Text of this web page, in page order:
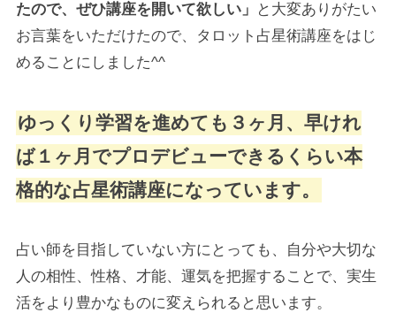
たので、ぜひ講座を開いて欲しい」
と大変ありがたい
お言葉をいただけたので、タロット占星術講座をはじ
めることにしました^^
ゆっくり学習を進めても３ヶ月、早けれ
ば１ヶ月でプロデビューできるくらい本
格的な占星術講座になっています。
占い師を目指していない方にとっても、自分や大切な
人の相性、性格、才能、運気を把握することで、実生
活をより豊かなものに変えられると思います。